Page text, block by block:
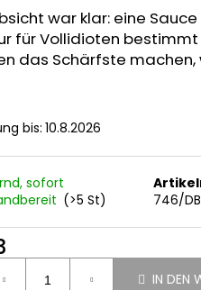
war klar: eine Sauce
für Vollidioten bestimmt
das Schärfste machen,
bis: 10.8.2026
sofort
(>5 St)
746/
IN DEN
BIRD'S EYE